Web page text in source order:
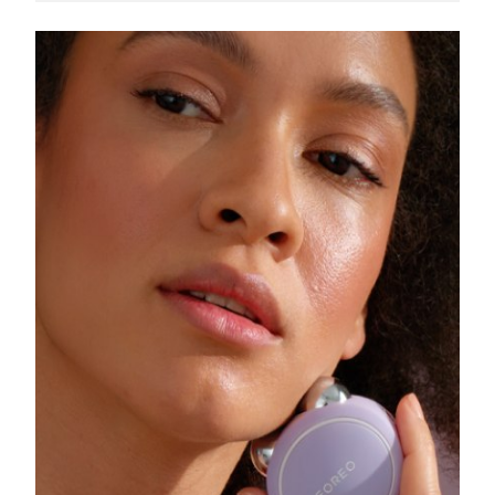
Slovacchia Consegna stimata8/11/26
Slovenia Consegna stimata 8/11/26
Sudafrica Consegna stimata8/19/26
Consegna stimata8/13/26
Consegna stimata 8/11/26
Consegna stimata 8/11/26
Consegna stimata
Consegna stimata8/16/26
Consegna stimata8/15/26